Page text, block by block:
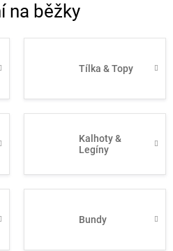
na běžky
Tílka & Topy
Kalhoty &
Legíny
Bundy